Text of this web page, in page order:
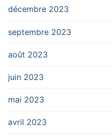
décembre 2023
septembre 2023
août 2023
juin 2023
mai 2023
avril 2023